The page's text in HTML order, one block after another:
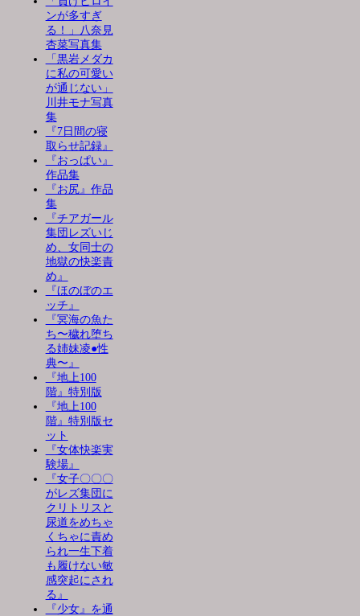
ンが多すぎ
る！」八奈見
杏菜写真集
「黒岩メダカ
に私の可愛い
が通じない」
川井モナ写真
集
『7日間の寝
取らせ記録』
『おっぱい』
作品集
『お尻』作品
集
『チアガール
集団レズいじ
め、女同士の
地獄の快楽責
め』
『ほのぼのエ
ッチ』
『冥海の魚た
ち〜穢れ堕ち
る姉妹凌●性
典〜』
『地上100
階』特別版
『地上100
階』特別版セ
ット
『女体快楽実
験場』
『女子〇〇〇
がレズ集団に
クリトリスと
尿道をめちゃ
くちゃに責め
られ一生下着
も履けない敏
感突起にされ
る』
『少女』を通